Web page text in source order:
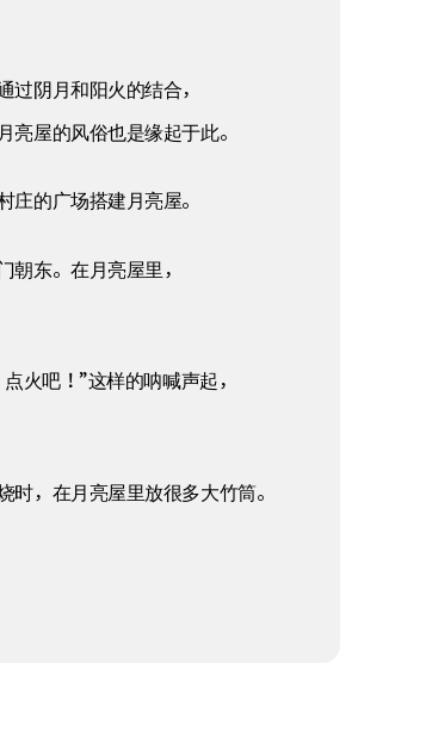
阴月和阳火的结合，
屋的风俗也是缘起于此。
的广场搭建月亮屋。
东。在月亮屋里，
火吧！”这样的呐喊声起，
，在月亮屋里放很多大竹筒。